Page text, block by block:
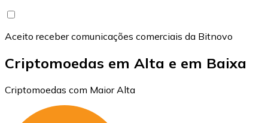
Aceito receber comunicações comerciais da Bitnovo
Criptomoedas em Alta e em Baixa
Criptomoedas com Maior Alta